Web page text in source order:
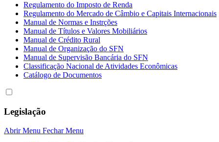
Regulamento do Imposto de Renda
Regulamento do Mercado de Câmbio e Capitais Internacionais
Manual de Normas e Instrções
Manual de Títulos e Valores Mobiliários
Manual de Crédito Rural
Manual de Organização do SFN
Manual de Supervisão Bancária do SFN
Classificação Nacional de Atividades Econômicas
Catálogo de Documentos
Legislação
Abrir Menu Fechar Menu